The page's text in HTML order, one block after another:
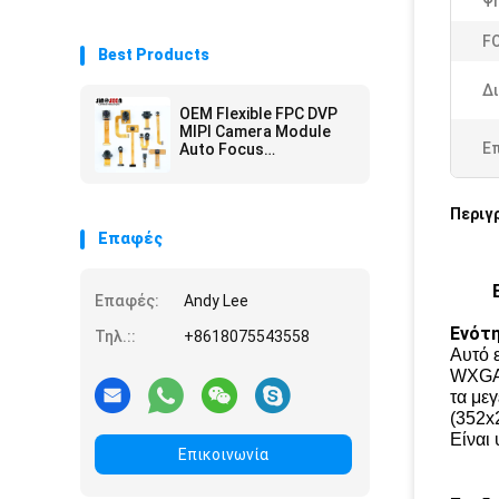
Best Products
OEM Flexible FPC DVP
MIPI Camera Module
Auto Focus
Επαφές
Επαφές:
Andy Lee
Τηλ.::
+8618075543558
Επικοινωνία
Αυτό
τα